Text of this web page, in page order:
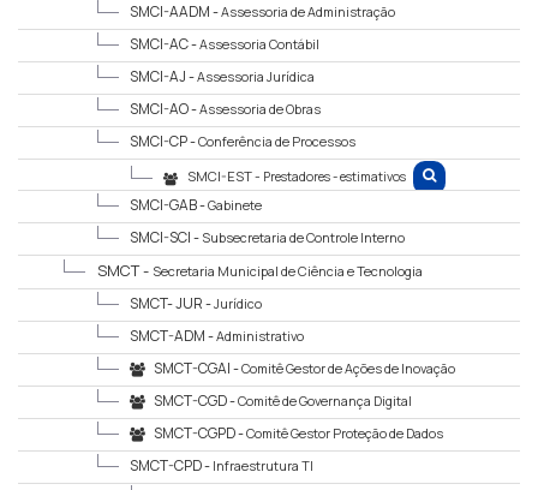
SMCI-AADM -Assessoria de Administração
SMCI-AC -Assessoria Contábil
SMCI-AJ -Assessoria Jurídica
SMCI-AO -Assessoria de Obras
SMCI-CP -Conferência de Processos
SMCI-EST - Prestadores - estimativos
SMCI-GAB -Gabinete
SMCI-SCI - Subsecretaria de Controle Interno
SMCT - Secretaria Municipal de Ciência e Tecnologia
SMCT- JUR -Jurídico
SMCT-ADM -Administrativo
SMCT-CGAI -Comitê Gestor de Ações de Inovação
SMCT-CGD -Comitê de Governança Digital
SMCT-CGPD -Comitê Gestor Proteção de Dados
SMCT-CPD - Infraestrutura TI